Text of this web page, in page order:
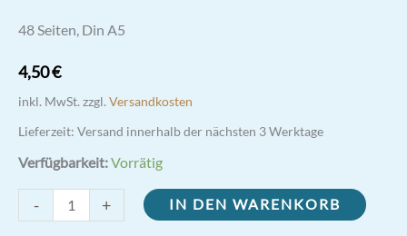
48 Seiten, Din A5
4,50€
inkl. MwSt. zzgl. Versandkosten
Lieferzeit: Versand innerhalb der nächsten 3 Werktage
Verfügbarkeit:Vorrätig
-
Skapulier
+ IN DEN WARENKORB